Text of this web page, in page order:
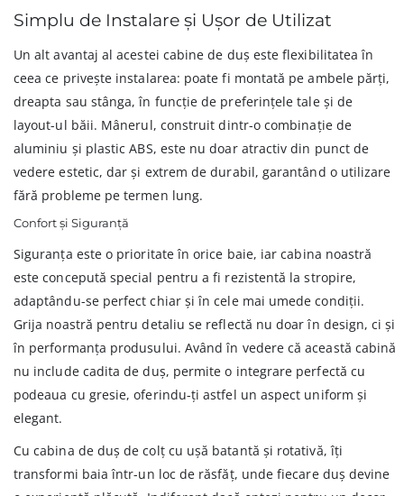
Simplu de Instalare și Ușor de Utilizat
Un alt avantaj al acestei cabine de duș este flexibilitatea în
ceea ce privește instalarea: poate fi montată pe ambele părți,
dreapta sau stânga, în funcție de preferințele tale și de
layout-ul băii. Mânerul, construit dintr-o combinație de
aluminiu și plastic ABS, este nu doar atractiv din punct de
vedere estetic, dar și extrem de durabil, garantând o utilizare
fără probleme pe termen lung.
Confort și Siguranță
Siguranța este o prioritate în orice baie, iar cabina noastră
este concepută special pentru a fi rezistentă la stropire,
adaptându-se perfect chiar și în cele mai umede condiții.
Grija noastră pentru detaliu se reflectă nu doar în design, ci și
în performanța produsului. Având în vedere că această cabină
nu include cadita de duș, permite o integrare perfectă cu
podeaua cu gresie, oferindu-ți astfel un aspect uniform și
elegant.
Cu cabina de duș de colț cu ușă batantă și rotativă, îți
transformi baia într-un loc de răsfăț, unde fiecare duș devine